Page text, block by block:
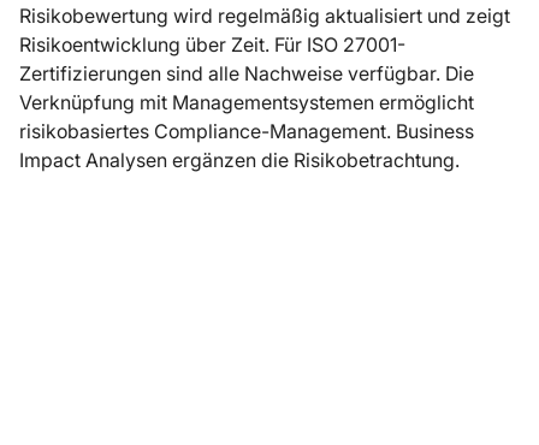
Risikobewertung wird regelmäßig aktualisiert und zeigt
Risikoentwicklung über Zeit. Für ISO 27001-
Zertifizierungen sind alle Nachweise verfügbar. Die
Verknüpfung mit Managementsystemen ermöglicht
risikobasiertes Compliance-Management. Business
Impact Analysen ergänzen die Risikobetrachtung.